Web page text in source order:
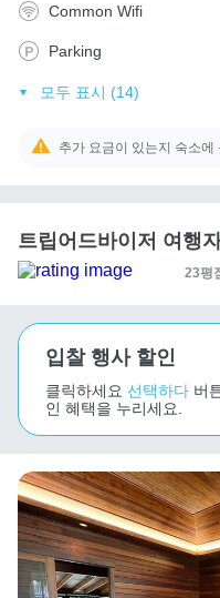
Common Wifi
Parking
모두 표시 (14)
추가 요금이 있는지 숙소에
트립어드바이저 여행
23평
입찰 행사 할인
클릭하세요 선택하다 버
인 혜택을 누리세요.